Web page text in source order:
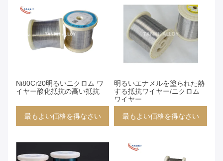
Ni80Cr20明るいニクロム ワ
イヤー酸化抵抗の高い抵抗
最もよい価格を得なさい
明るいエナメルを塗られた熱
する抵抗ワイヤー/ニクロム
ワイヤー
最もよい価格を得なさい